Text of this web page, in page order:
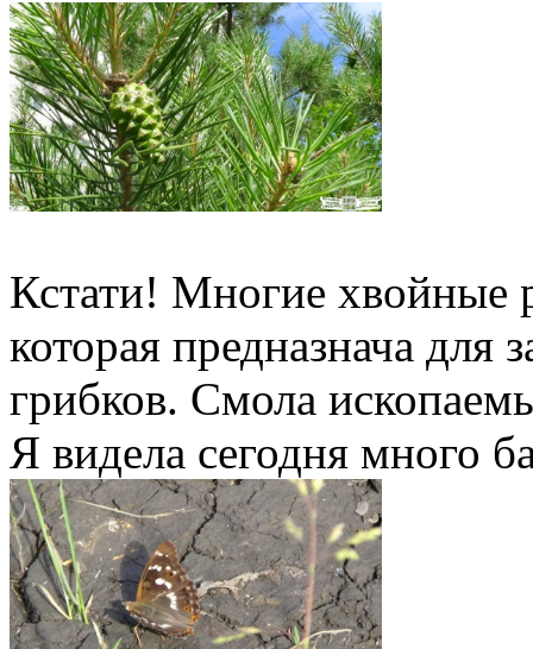
Кстати! Многие хвойные
которая предназнача для
грибков. Смола
Я видела сегодня много